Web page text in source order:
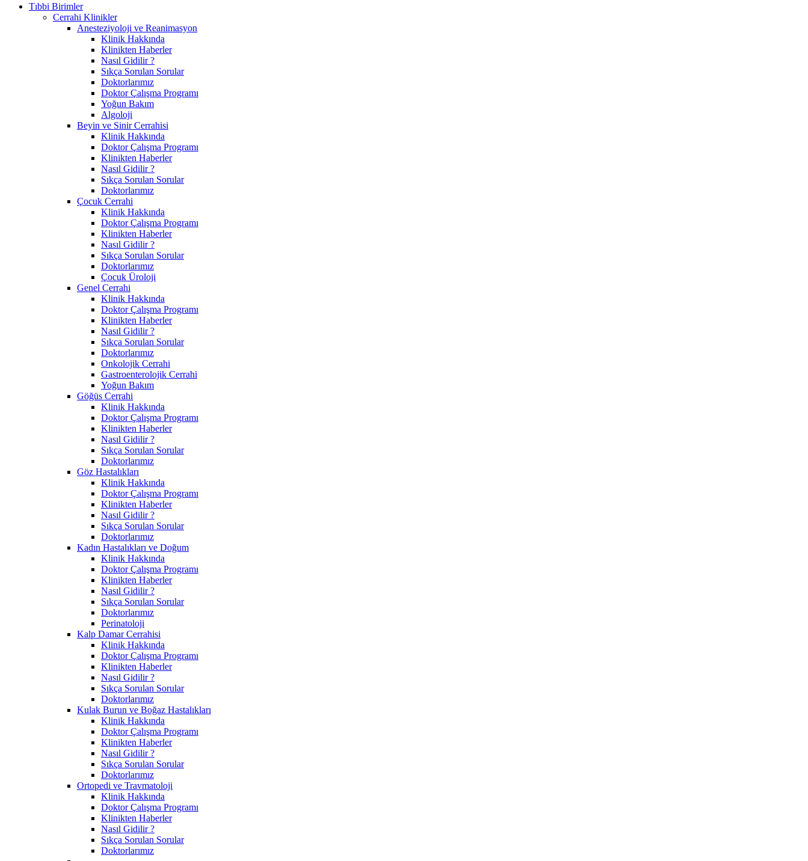
Tıbbi Birimler
Cerrahi Klinikler
Anesteziyoloji ve Reanimasyon
Klinik Hakkında
Klinikten Haberler
Nasıl Gidilir ?
Sıkça Sorulan Sorular
Doktorlarımız
Doktor Çalışma Programı
Yoğun Bakım
Algoloji
Beyin ve Sinir Cerrahisi
Klinik Hakkında
Doktor Çalışma Programı
Klinikten Haberler
Nasıl Gidilir ?
Sıkça Sorulan Sorular
Doktorlarımız
Çocuk Cerrahi
Klinik Hakkında
Doktor Çalışma Programı
Klinikten Haberler
Nasıl Gidilir ?
Sıkça Sorulan Sorular
Doktorlarımız
Çocuk Üroloji
Genel Cerrahi
Klinik Hakkında
Doktor Çalışma Programı
Klinikten Haberler
Nasıl Gidilir ?
Sıkça Sorulan Sorular
Doktorlarımız
Onkolojik Cerrahi
Gastroenterolojik Cerrahi
Yoğun Bakım
Göğüs Cerrahi
Klinik Hakkında
Doktor Çalışma Programı
Klinikten Haberler
Nasıl Gidilir ?
Sıkça Sorulan Sorular
Doktorlarımız
Göz Hastalıkları
Klinik Hakkında
Doktor Çalışma Programı
Klinikten Haberler
Nasıl Gidilir ?
Sıkça Sorulan Sorular
Doktorlarımız
Kadın Hastalıkları ve Doğum
Klinik Hakkında
Doktor Çalışma Programı
Klinikten Haberler
Nasıl Gidilir ?
Sıkça Sorulan Sorular
Doktorlarımız
Perinatoloji
Kalp Damar Cerrahisi
Klinik Hakkında
Doktor Çalışma Programı
Klinikten Haberler
Nasıl Gidilir ?
Sıkça Sorulan Sorular
Doktorlarımız
Kulak Burun ve Boğaz Hastalıkları
Klinik Hakkında
Doktor Çalışma Programı
Klinikten Haberler
Nasıl Gidilir ?
Sıkça Sorulan Sorular
Doktorlarımız
Ortopedi ve Travmatoloji
Klinik Hakkında
Doktor Çalışma Programı
Klinikten Haberler
Nasıl Gidilir ?
Sıkça Sorulan Sorular
Doktorlarımız